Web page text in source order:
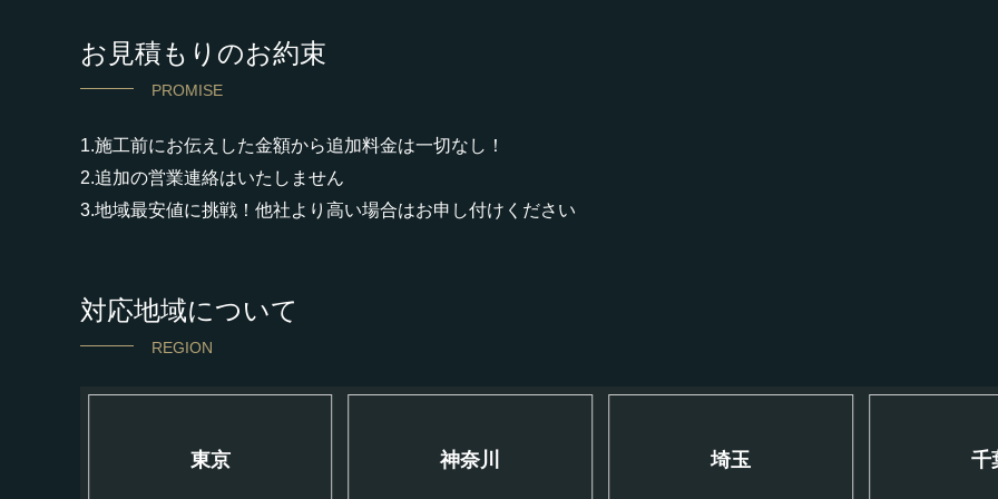
お見積もりのお約束
PROMISE
1.施工前にお伝えした金額から追加料金は一切なし！
2.追加の営業連絡はいたしません
3.地域最安値に挑戦！他社より高い場合はお申し付けください
対応地域について
REGION
東京 神奈川 埼玉 千